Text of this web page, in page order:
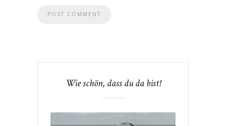
Wie schön, dass du da bist!